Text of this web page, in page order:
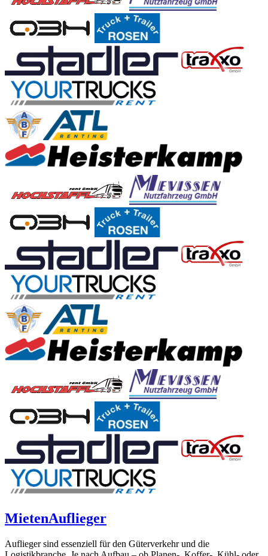
MietenAuflieger
Auflieger sind essenziell für den Güterverkehr und die